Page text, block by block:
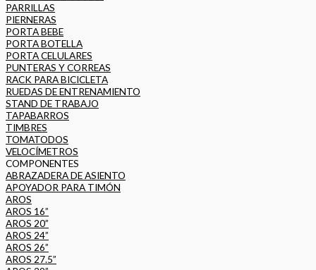
PARRILLAS
PIERNERAS
PORTA BEBE
PORTA BOTELLA
PORTA CELULARES
PUNTERAS Y CORREAS
RACK PARA BICICLETA
RUEDAS DE ENTRENAMIENTO
STAND DE TRABAJO
TAPABARROS
TIMBRES
TOMATODOS
VELOCÍMETROS
COMPONENTES
ABRAZADERA DE ASIENTO
APOYADOR PARA TIMÓN
AROS
AROS 16”
AROS 20”
AROS 24”
AROS 26”
AROS 27.5”